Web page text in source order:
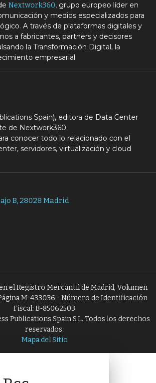
Nextwork360, grupo europeo líder en
y medios especializados para
A través de plataformas digitales y
a fabricantes, partners y decisores
la Transformación Digital, la
empresarial.
Spain), editora de Data Center
de Nextwork360.
conocer todo lo relacionado con el
servidores, virtualización y cloud
B, 28028 Madrid
el Registro Mercantil de Madrid, Volumen
M-433036 - Número de Identificación
Fiscal: B-85062503
Publications Spain S.L. Todos los derechos
reservados.
Mapa del Sitio